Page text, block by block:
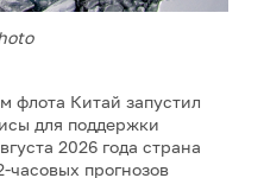
флота Китай запустил
для поддержки
2026 года страна
часовых прогнозов